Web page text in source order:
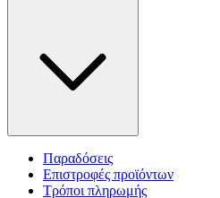
Παραδόσεις
Επιστροφές προϊόντων
Τρόποι πληρωμής